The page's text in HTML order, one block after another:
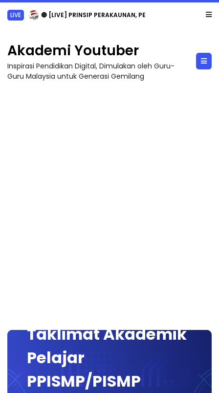
LIVE 🔴 [LIVE] PRINSIP PERAKAUNAN, PECUT SKOR SOALAN 1 TRIAL OLEH CIKGU WAN...
Akademi Youtuber
Inspirasi Pendidikan Digital, Dimulakan oleh Guru-
Guru Malaysia untuk Generasi Gemilang
Taklimat Akademik
Pelajar
PPISMP/PISMP